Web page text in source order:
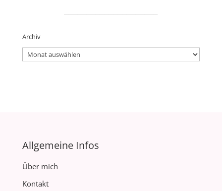
Archiv
Archiv
Allgemeine Infos
Über mich
Kontakt